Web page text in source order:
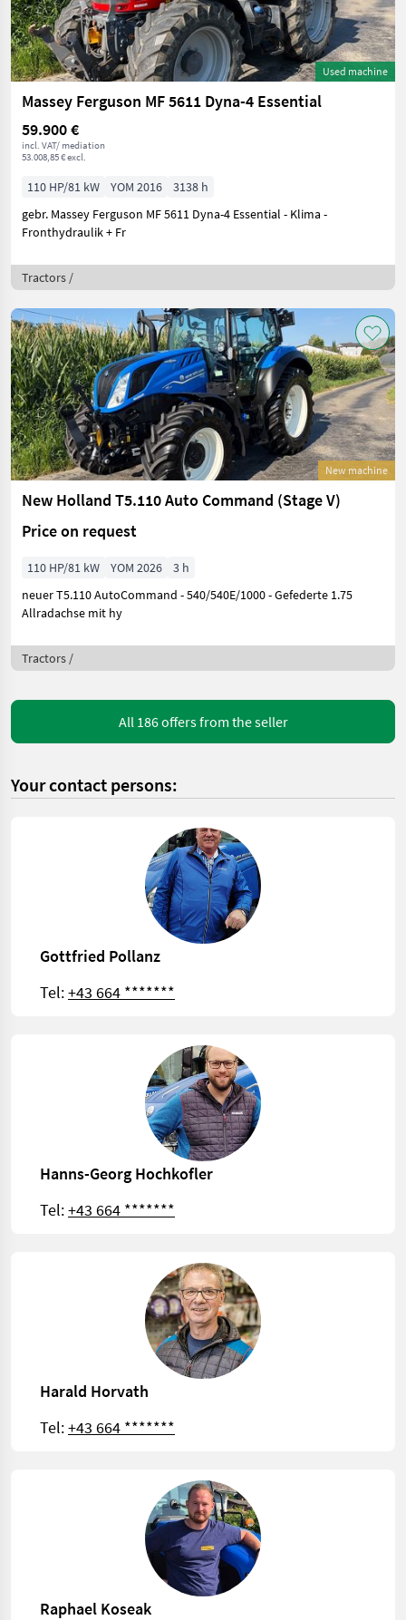
Used machine
Massey Ferguson MF 5611 Dyna-4 Essential
59.900 €
incl. VAT/ mediation
53.008,85 € excl.
110 HP/81 kW YOM 2016
3138 h
gebr. Massey Ferguson MF 5611 Dyna-4 Essential - Klima -
Fronthydraulik + Fr
Tractors /
New machine
New Holland T5.110 Auto Command (Stage V)
Price on request
110 HP/81 kW YOM 2026
3 h
neuer T5.110 AutoCommand - 540/540E/1000 - Gefederte 1.75
Allradachse mit hy
Tractors /
All 186 offers from the seller
Your contact persons:
Gottfried Pollanz
Tel:+43 664 *******
Hanns-Georg Hochkofler
Tel:+43 664 *******
Harald Horvath
Tel:+43 664 *******
Raphael Koseak